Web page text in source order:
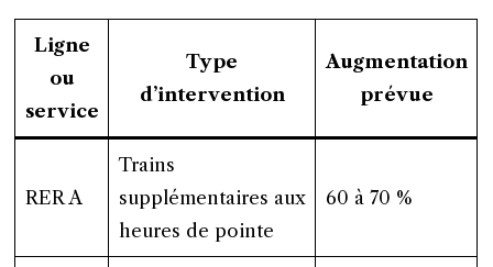
Ligne
ou
service
Type
d’intervention
Augmentation
prévue
RER A
Trains
supplémentaires aux
heures de pointe
60 à 70 %